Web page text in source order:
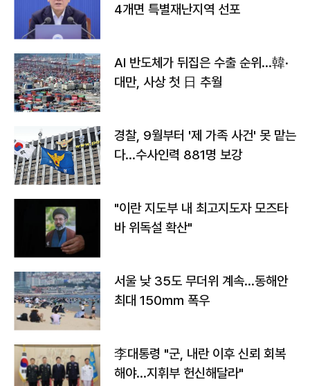
4개면 특별재난지역 선포
AI 반도체가 뒤집은 수출 순위…韓·
대만, 사상 첫 日 추월
경찰, 9월부터 '제 가족 사건' 못 맡는
다…수사인력 881명 보강
"이란 지도부 내 최고지도자 모즈타
바 위독설 확산"
서울 낮 35도 무더위 계속…동해안
최대 150㎜ 폭우
李대통령 "군, 내란 이후 신뢰 회복
해야…지휘부 헌신해달라"